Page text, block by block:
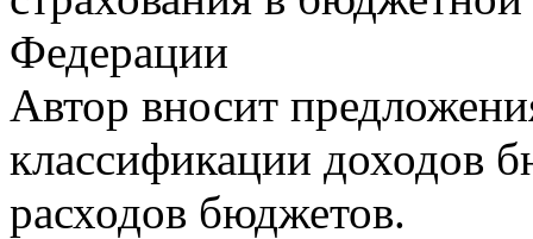
Федерации
Автор вносит
классификации доходов
расходов бюджетов.